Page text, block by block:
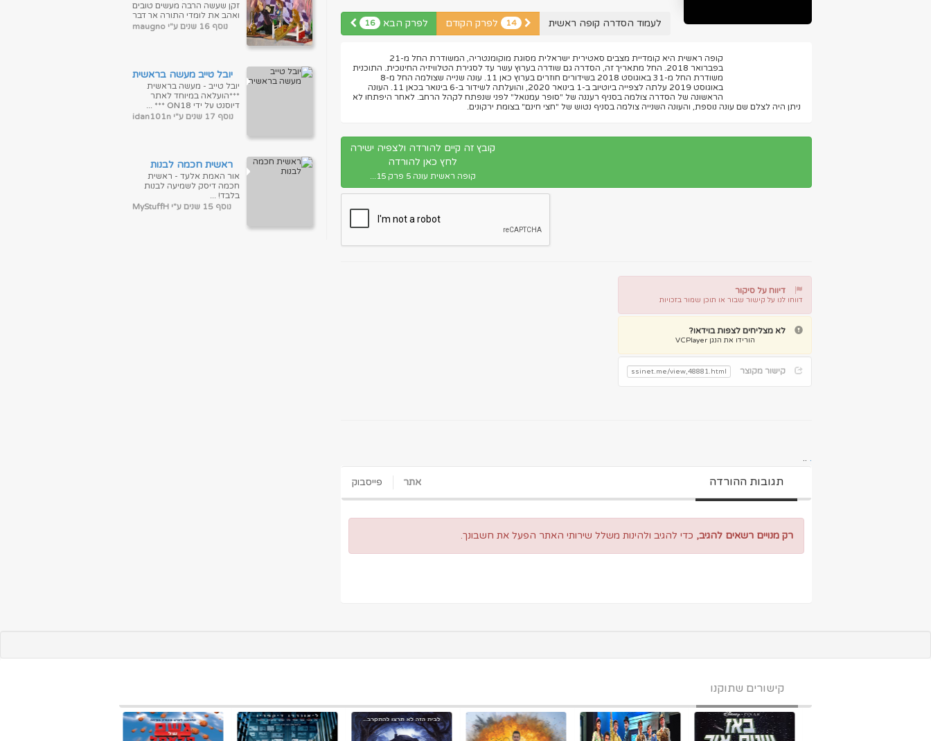
לפרק הבא 16 14 לפרק הקודם לעמוד הסדרה קופה ראשית
קופה ראשית היא קומדיית מצבים סאטירית ישראלית מסוגת מוקומנטריה, המשודרת החל מ-21
בפברואר 2018. החל מתאריך זה, הסדרה גם שודרה בערוץ עשר עד לסגירת הטלוויזיה החינוכית. התוכנית
משודרת החל מ-31 באוגוסט 2018 בשידורים חוזרים בערוץ כאן 11. עונה שנייה שצולמה החל מ-8
באוגוסט 2019 עלתה לצפייה ביוטיוב ב-1 בינואר 2020, והועלתה לשידור ב-6 בינואר בכאן 11. העונה
הראשונה של הסדרה צולמה בסניף רעננה של "סופר עמנואל" לפני שנפתח לקהל הרחב. לאחר היפתחו לא
ניתן היה לצלם שם עונה נוספת, והעונה השנייה צולמה בסניף נטוש של "חצי חינם" בצומת ירקונים.
קובץ זה קיים להורדה ולצפיה ישירה
לחץ כאן להורדה
קופה ראשית עונה 5 פרק 15...
דיווח על סיקור
דווחו לנו על קישור שבור או תוכן שמור בזכויות
דיווח על קישור שבור
דיווח על תוכן מפר זכויות
לא מצליחים לצפות בוידאו?
הורידו את הנגן VCPlayer
קישור מקוצר
.
תגובות ההורדה אתר פייסבוק
רק מנויים רשאים להגיב, כדי להגיב ולהינות משלל שירותי האתר הפעל את חשבונך.
..
זקן שעשה הרבה מעשים טובים
ואהב את לומדי התורה אך דבר
אחד העציב אותו ואת אשתו,-
נוסף 16 שנים ע"י maugno
יובל טייב מעשה בראשית
יובל טייב - מעשה בראשית
***הועלאה במיוחד לאתר
דיוסנט על ידי ON18 *** ...
נוסף 17 שנים ע"י idan101n
ראשית חכמה לבנות
אור האמת אלעד - ראשית
חכמה דיסק לשמיעה לבנות
בלבד! ...
נוסף 15 שנים ע"י MyStuffH
קישורים שתוקנו